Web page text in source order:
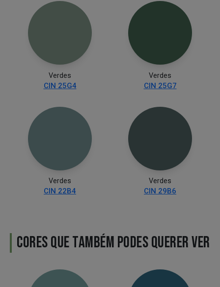
Verdes
CIN 25G4
Verdes
CIN 25G7
Verdes
CIN 22B4
Verdes
CIN 29B6
CORES QUE TAMBÉM PODES QUERER VER